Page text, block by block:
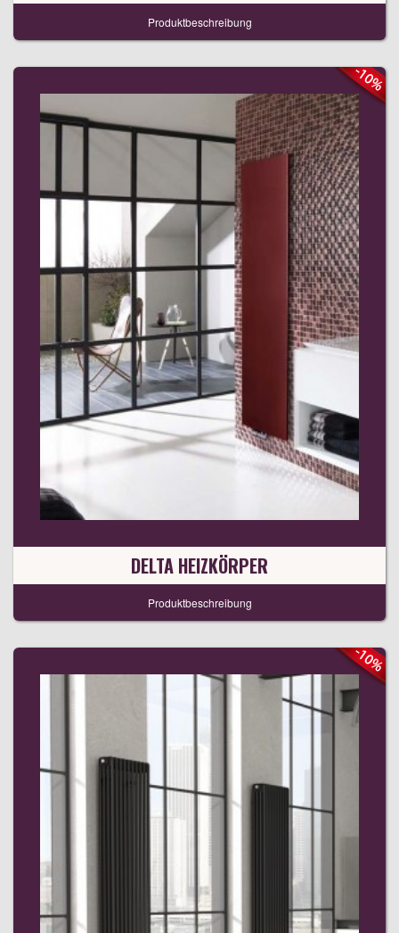
Produktbeschreibung
DELTA HEIZKÖRPER
Produktbeschreibung